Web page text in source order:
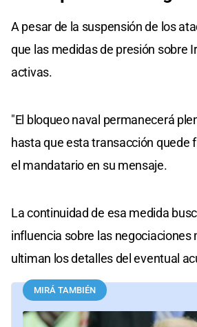
A pesar de la suspensión de los
que las medidas de presión sobre
activas.
"El bloqueo naval permanecerá
hasta que esta transacción quede
el mandatario en su mensaje.
La continuidad de esa medida
influencia sobre las negociaciones
ultiman los detalles del eventual
MIRÁ TAMBIÉN